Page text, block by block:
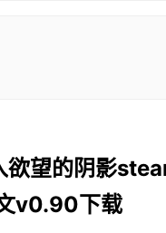
欲望的阴影
v0.90下载